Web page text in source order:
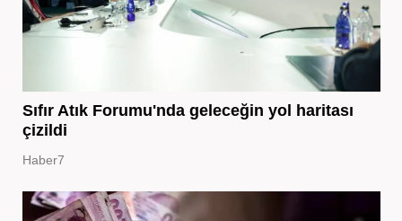
Sıfır Atık Forumu'nda geleceğin yol haritası
çizildi
Haber7